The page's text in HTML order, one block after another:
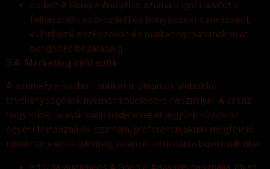
collect A Google Analytics számára gyűjt adatot a
felhasználó eszközéről és böngészési szokásairól,
különböző eszközökön és marketingcsatornákon át.
böngésző bezárásáig
3.4. Marketing célú sütik
A személyre szabott sütiket a látogatók weboldal-
tevékenységének nyomon követésére használjuk. A cél az,
hogy minél relevánsabb hirdetéseket tegyünk közzé az
egyéni felhasználók számára, preferenciájuknak megfelelő
tartalmat jelenítsünk meg, valamint aktivitásra buzdítsuk őket.